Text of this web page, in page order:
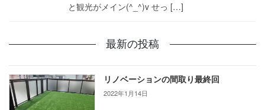
と観光がメイン(^_^)v せっ […]
最新の投稿
リノベーションの間取り最終回
2022年1月14日